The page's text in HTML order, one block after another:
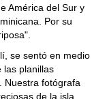
América del Sur y
Por su
se sentó en medio
las planillas
Nuestra fotógrafa
de la isla